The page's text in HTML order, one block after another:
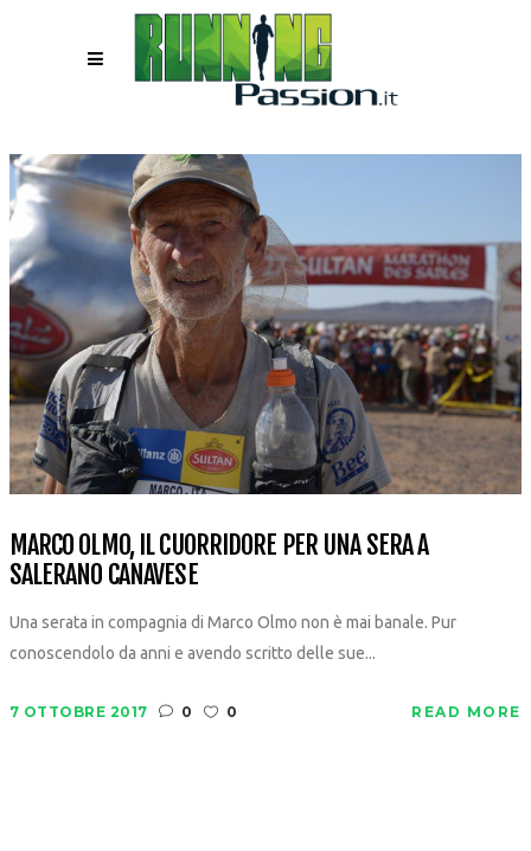
MARCO OLMO, IL CUORRIDORE PER UNA SERA A
SALERANO CANAVESE
Una serata in compagnia di Marco Olmo non è mai banale. Pur
conoscendolo da anni e avendo scritto delle sue...
7 OTTOBRE 2017 0 0 READ MORE